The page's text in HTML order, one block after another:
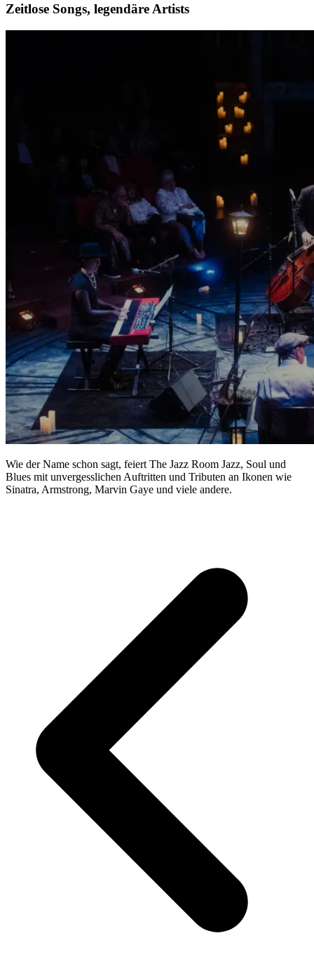
Zeitlose Songs, legendäre Artists
Wie der Name schon sagt, feiert The Jazz Room Jazz, Soul und
Blues mit unvergesslichen Auftritten und Tributen an Ikonen wie
Sinatra, Armstrong, Marvin Gaye und viele andere.